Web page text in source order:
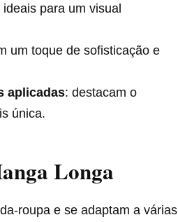
para um visual
um toque de sofisticação e
aplicadas: destacam o
única.
Longa
roupa e se adaptam a várias